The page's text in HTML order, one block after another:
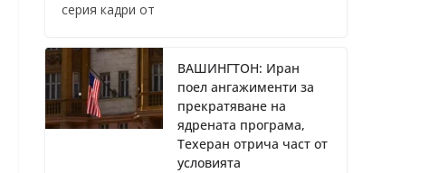
серия кадри от
ВАШИНГТОН: Иран
поел ангажименти за
прекратяване на
ядрената програма,
Техеран отрича част от
условията